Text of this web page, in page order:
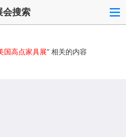
会搜索
国高点家具展” 相关的内容